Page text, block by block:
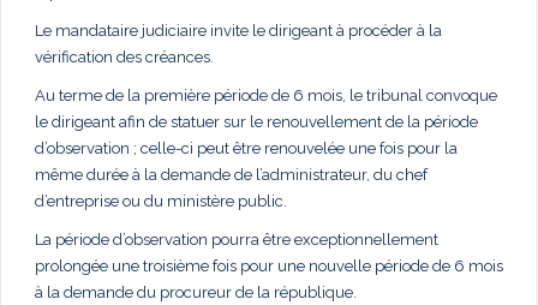
Le mandataire judiciaire invite le dirigeant à procéder à la
vérification des créances.
Au terme de la première période de 6 mois, le tribunal convoque
le dirigeant afin de statuer sur le renouvellement de la période
d’observation ; celle-ci peut être renouvelée une fois pour la
même durée à la demande de l’administrateur, du chef
d’entreprise ou du ministère public.
La période d’observation pourra être exceptionnellement
prolongée une troisième fois pour une nouvelle période de 6 mois
à la demande du procureur de la république.